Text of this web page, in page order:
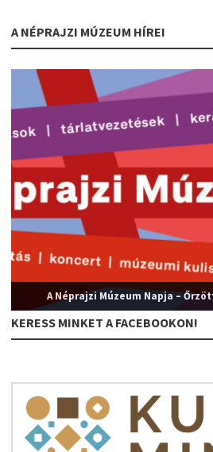
A NÉPRAJZI MÚZEUM HÍREI
A Néprajzi Múzeum Napja –
KERESS MINKET A FACEBOOKON!